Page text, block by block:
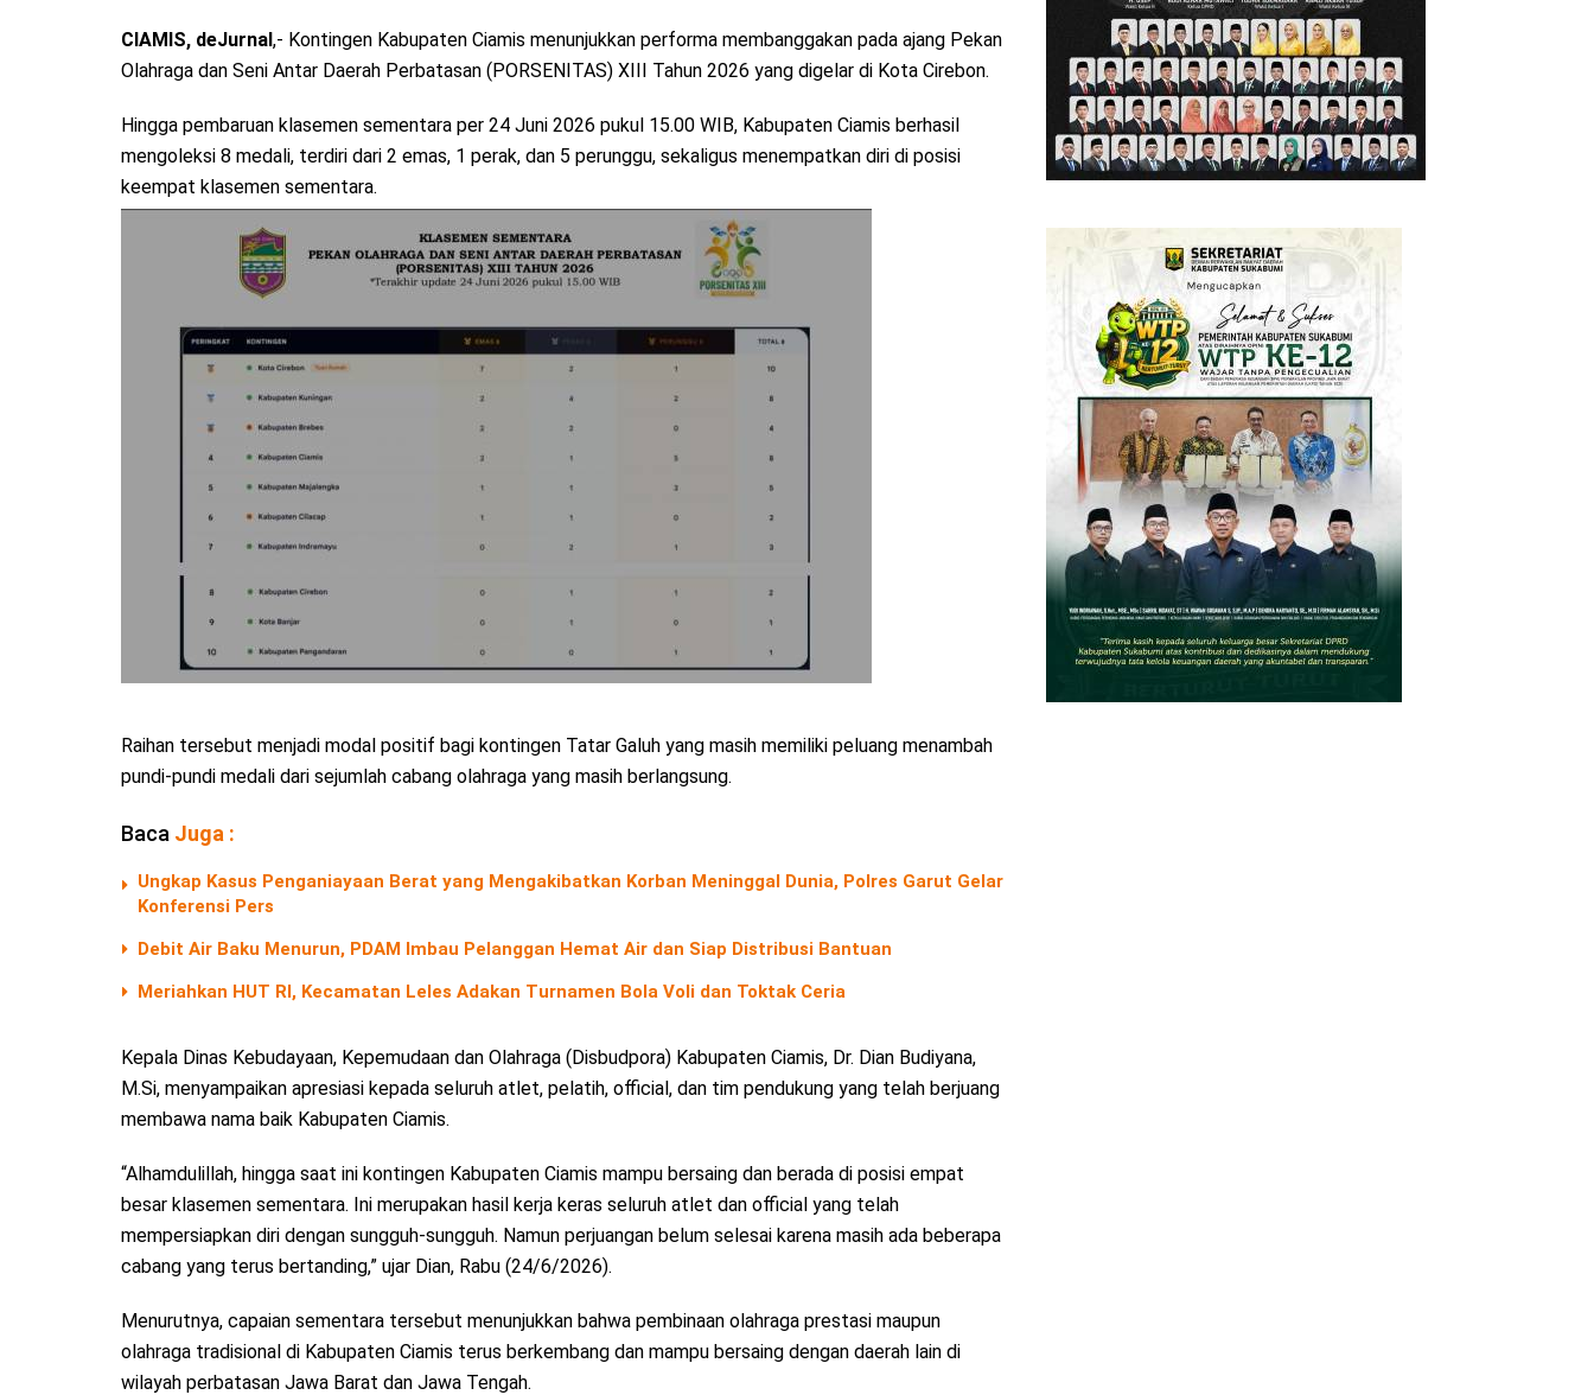
CIAMIS, deJurnal,- Kontingen Kabupaten Ciamis menunjukkan performa membanggakan pada ajang Pekan
Olahraga dan Seni Antar Daerah Perbatasan (PORSENITAS) XIII Tahun 2026 yang digelar di Kota Cirebon.
Hingga pembaruan klasemen sementara per 24 Juni 2026 pukul 15.00 WIB, Kabupaten Ciamis berhasil
mengoleksi 8 medali, terdiri dari 2 emas, 1 perak, dan 5 perunggu, sekaligus menempatkan diri di posisi
keempat klasemen sementara.
Raihan tersebut menjadi modal positif bagi kontingen Tatar Galuh yang masih memiliki peluang menambah
pundi-pundi medali dari sejumlah cabang olahraga yang masih berlangsung.
Baca Juga :
Ungkap Kasus Penganiayaan Berat yang Mengakibatkan Korban Meninggal Dunia, Polres Garut Gelar
Konferensi Pers
Debit Air Baku Menurun, PDAM Imbau Pelanggan Hemat Air dan Siap Distribusi Bantuan
Meriahkan HUT RI, Kecamatan Leles Adakan Turnamen Bola Voli dan Toktak Ceria
Kepala Dinas Kebudayaan, Kepemudaan dan Olahraga (Disbudpora) Kabupaten Ciamis, Dr. Dian Budiyana,
M.Si, menyampaikan apresiasi kepada seluruh atlet, pelatih, official, dan tim pendukung yang telah berjuang
membawa nama baik Kabupaten Ciamis.
“Alhamdulillah, hingga saat ini kontingen Kabupaten Ciamis mampu bersaing dan berada di posisi empat
besar klasemen sementara. Ini merupakan hasil kerja keras seluruh atlet dan official yang telah
mempersiapkan diri dengan sungguh-sungguh. Namun perjuangan belum selesai karena masih ada beberapa
cabang yang terus bertanding,” ujar Dian, Rabu (24/6/2026).
Menurutnya, capaian sementara tersebut menunjukkan bahwa pembinaan olahraga prestasi maupun
olahraga tradisional di Kabupaten Ciamis terus berkembang dan mampu bersaing dengan daerah lain di
wilayah perbatasan Jawa Barat dan Jawa Tengah.